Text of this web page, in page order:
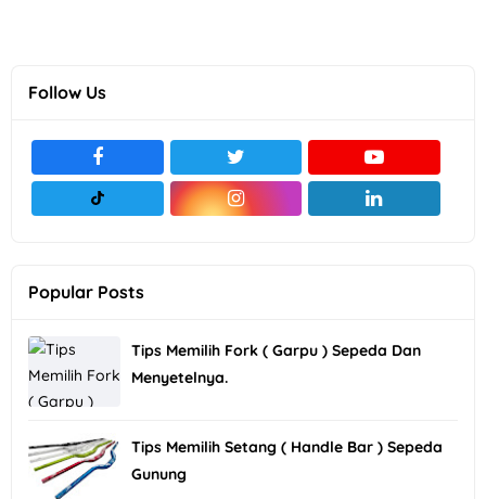
Follow Us
Popular Posts
Tips Memilih Fork ( Garpu ) Sepeda Dan
Menyetelnya.
Tips Memilih Setang ( Handle Bar ) Sepeda
Gunung